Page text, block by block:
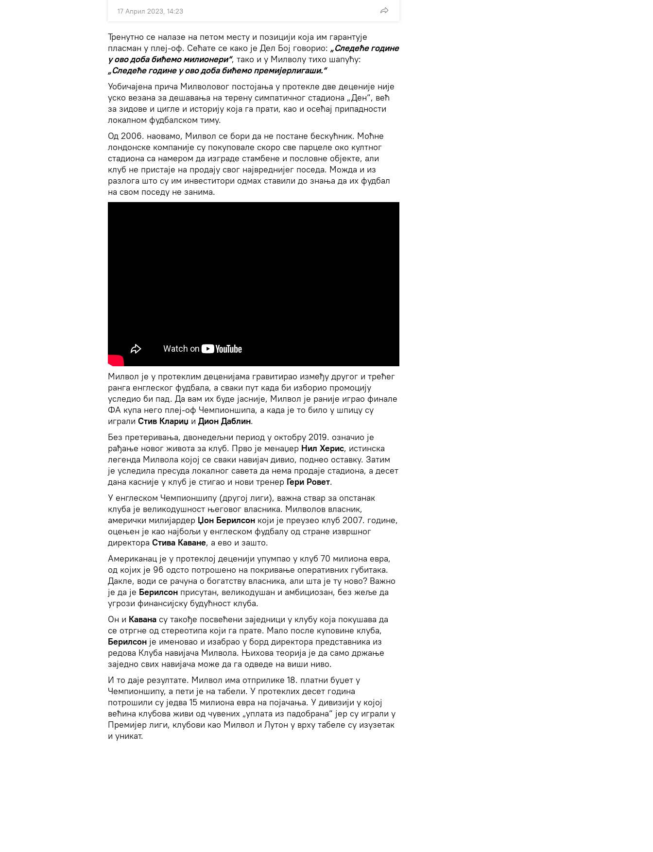
17 Април 2023, 14:23
Тренутно се налазе на петом месту и позицији која им гарантује
пласман у плеј-оф. Сећате се како је Дел Бој говорио: „Следеће године
у ово доба бићемо милионери“, тако и у Милволу тихо шапућу:
„Следеће године у ово доба бићемо премијерлигаши.“
Уобичајена прича Милволовог постојања у протекле две деценије није
уско везана за дешавања на терену симпатичног стадиона „Ден“, већ
за зидове и цигле и историју која га прати, као и осећај припадности
локалном фудбалском тиму.
Од 2006. наовамо, Милвол се бори да не постане бескућник. Моћне
лондонске компаније су покуповале скоро све парцеле око култног
стадиона са намером да изграде стамбене и пословне објекте, али
клуб не пристаје на продају свог највреднијег поседа. Можда и из
разлога што су им инвеститори одмах ставили до знања да их фудбал
на свом поседу не занима.
Милвол је у протеклим деценијама гравитирао између другог и трећег
ранга енглеског фудбала, а сваки пут када би изборио промоцију
уследио би пад. Да вам их буде јасније, Милвол је раније играо финале
ФА купа него плеј-оф Чемпионшипа, а када је то било у шпицу су
играли Стив Клариџ и Дион Даблин.
Без претеривања, двонедељни период у октобру 2019. означио је
рађање новог живота за клуб. Прво је менаџер Нил Херис, истинска
легенда Милвола којој се сваки навијач дивио, поднео оставку. Затим
је уследила пресуда локалног савета да нема продаје стадиона, а десет
дана касније у клуб је стигао и нови тренер Гери Ровет.
У енглеском Чемпионшипу (другој лиги), важна ствар за опстанак
клуба је великодушност његовог власника. Милволов власник,
амерички милијардер Џон Берилсон који је преузео клуб 2007. године,
оцењен је као најбољи у енглеском фудбалу од стране извршног
директора Стива Каване, а ево и зашто.
Американац је у протеклој деценији упумпао у клуб 70 милиона евра,
од којих је 96 одсто потрошено на покривање оперативних губитака.
Дакле, води се рачуна о богатству власника, али шта је ту ново? Важно
је да је Берилсон присутан, великодушан и амбициозан, без жеље да
угрози финансијску будућност клуба.
Он и Кавана су такође посвећени заједници у клубу која покушава да
се отргне од стереотипа који га прате. Мало после куповине клуба,
Берилсон је именовао и изабрао у борд директора представника из
редова Клуба навијача Милвола. Њихова теорија је да само држање
заједно свих навијача може да га одведе на виши ниво.
И то даје резултате. Милвол има отприлике 18. платни буџет у
Чемпионшипу, а пети је на табели. У протеклих десет година
потрошили су једва 15 милиона евра на појачања. У дивизији у којој
већина клубова живи од чувених „уплата из падобрана“ јер су играли у
Премијер лиги, клубови као Милвол и Лутон у врху табеле су изузетак
и уникат.